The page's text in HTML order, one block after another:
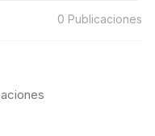
0 Publicaciones